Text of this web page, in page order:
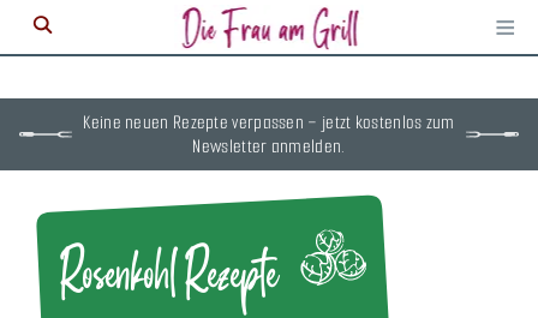
≡
Keine neuen Rezepte verpassen – jetzt kostenlos zum
Newsletter anmelden.
Rosenkohl Rezepte